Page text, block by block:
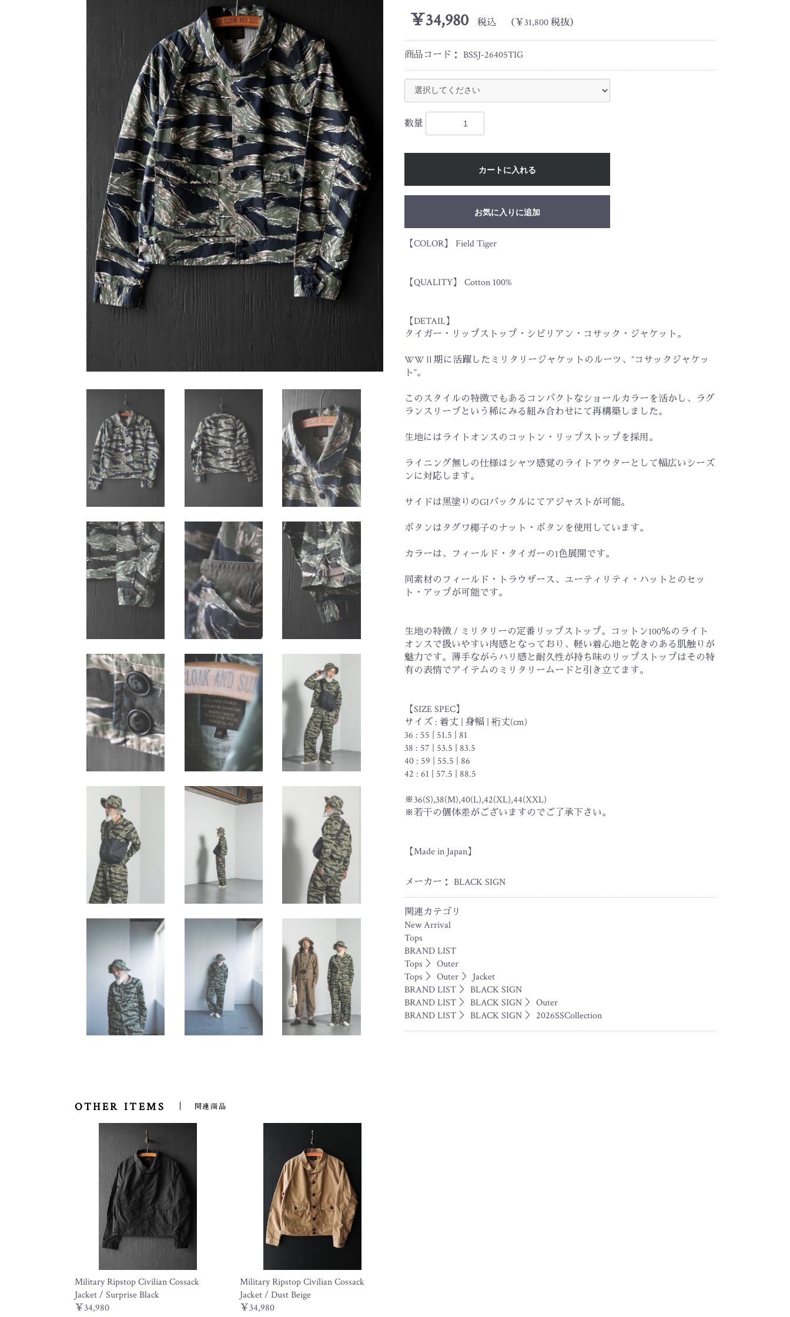
￥34,980 税込 （￥31,800 税抜）
商品コード： BSSJ-26405TIG
数量
カートに入れる
お買い物を続ける
お気に入りに追加
【COLOR】 Field Tiger
【QUALITY】 Cotton 100%
【DETAIL】
タイガー・リップストップ・シビリアン・コサック・ジャケット。
WWⅡ期に活躍したミリタリージャケットのルーツ、”コサックジャケッ
ト”。
このスタイルの特徴でもあるコンパクトなショールカラーを活かし、ラグ
ランスリーブという稀にみる組み合わせにて再構築しました。
生地にはライトオンスのコットン・リップストップを採用。
ライニング無しの仕様はシャツ感覚のライトアウターとして幅広いシーズ
ンに対応します。
サイドは黒塗りのGIバックルにてアジャストが可能。
ボタンはタグワ椰子のナット・ボタンを使用しています。
カラーは、フィールド・タイガーの1色展開です。
同素材のフィールド・トラウザース、ユーティリティ・ハットとのセッ
ト・アップが可能です。
生地の特徴 / ミリタリーの定番リップストップ。コットン100％のライト
オンスで扱いやすい肉感となっており、軽い着心地と乾きのある肌触りが
魅力です。薄手ながらハリ感と耐久性が持ち味のリップストップはその特
有の表情でアイテムのミリタリームードと引き立てます。
【SIZE SPEC】
サイズ : 着丈 | 身幅 | 裄丈(cm)
36 : 55 | 51.5 | 81
38 : 57 | 53.5 | 83.5
40 : 59 | 55.5 | 86
42 : 61 | 57.5 | 88.5
※36(S),38(M),40(L),42(XL),44(XXL)
※若干の個体差がございますのでご了承下さい。
【Made in Japan】
メーカー： BLACK SIGN
関連カテゴリ
New Arrival
Tops
BRAND LIST
Tops ＞ Outer
Tops ＞ Outer ＞ Jacket
BRAND LIST ＞ BLACK SIGN
BRAND LIST ＞ BLACK SIGN ＞ Outer
BRAND LIST ＞ BLACK SIGN ＞ 2026SSCollection
OTHER ITEMS 関連商品
Military Ripstop Civilian Cossack
Jacket / Surprise Black
￥34,980
Military Ripstop Civilian Cossack
Jacket / Dust Beige
￥34,980